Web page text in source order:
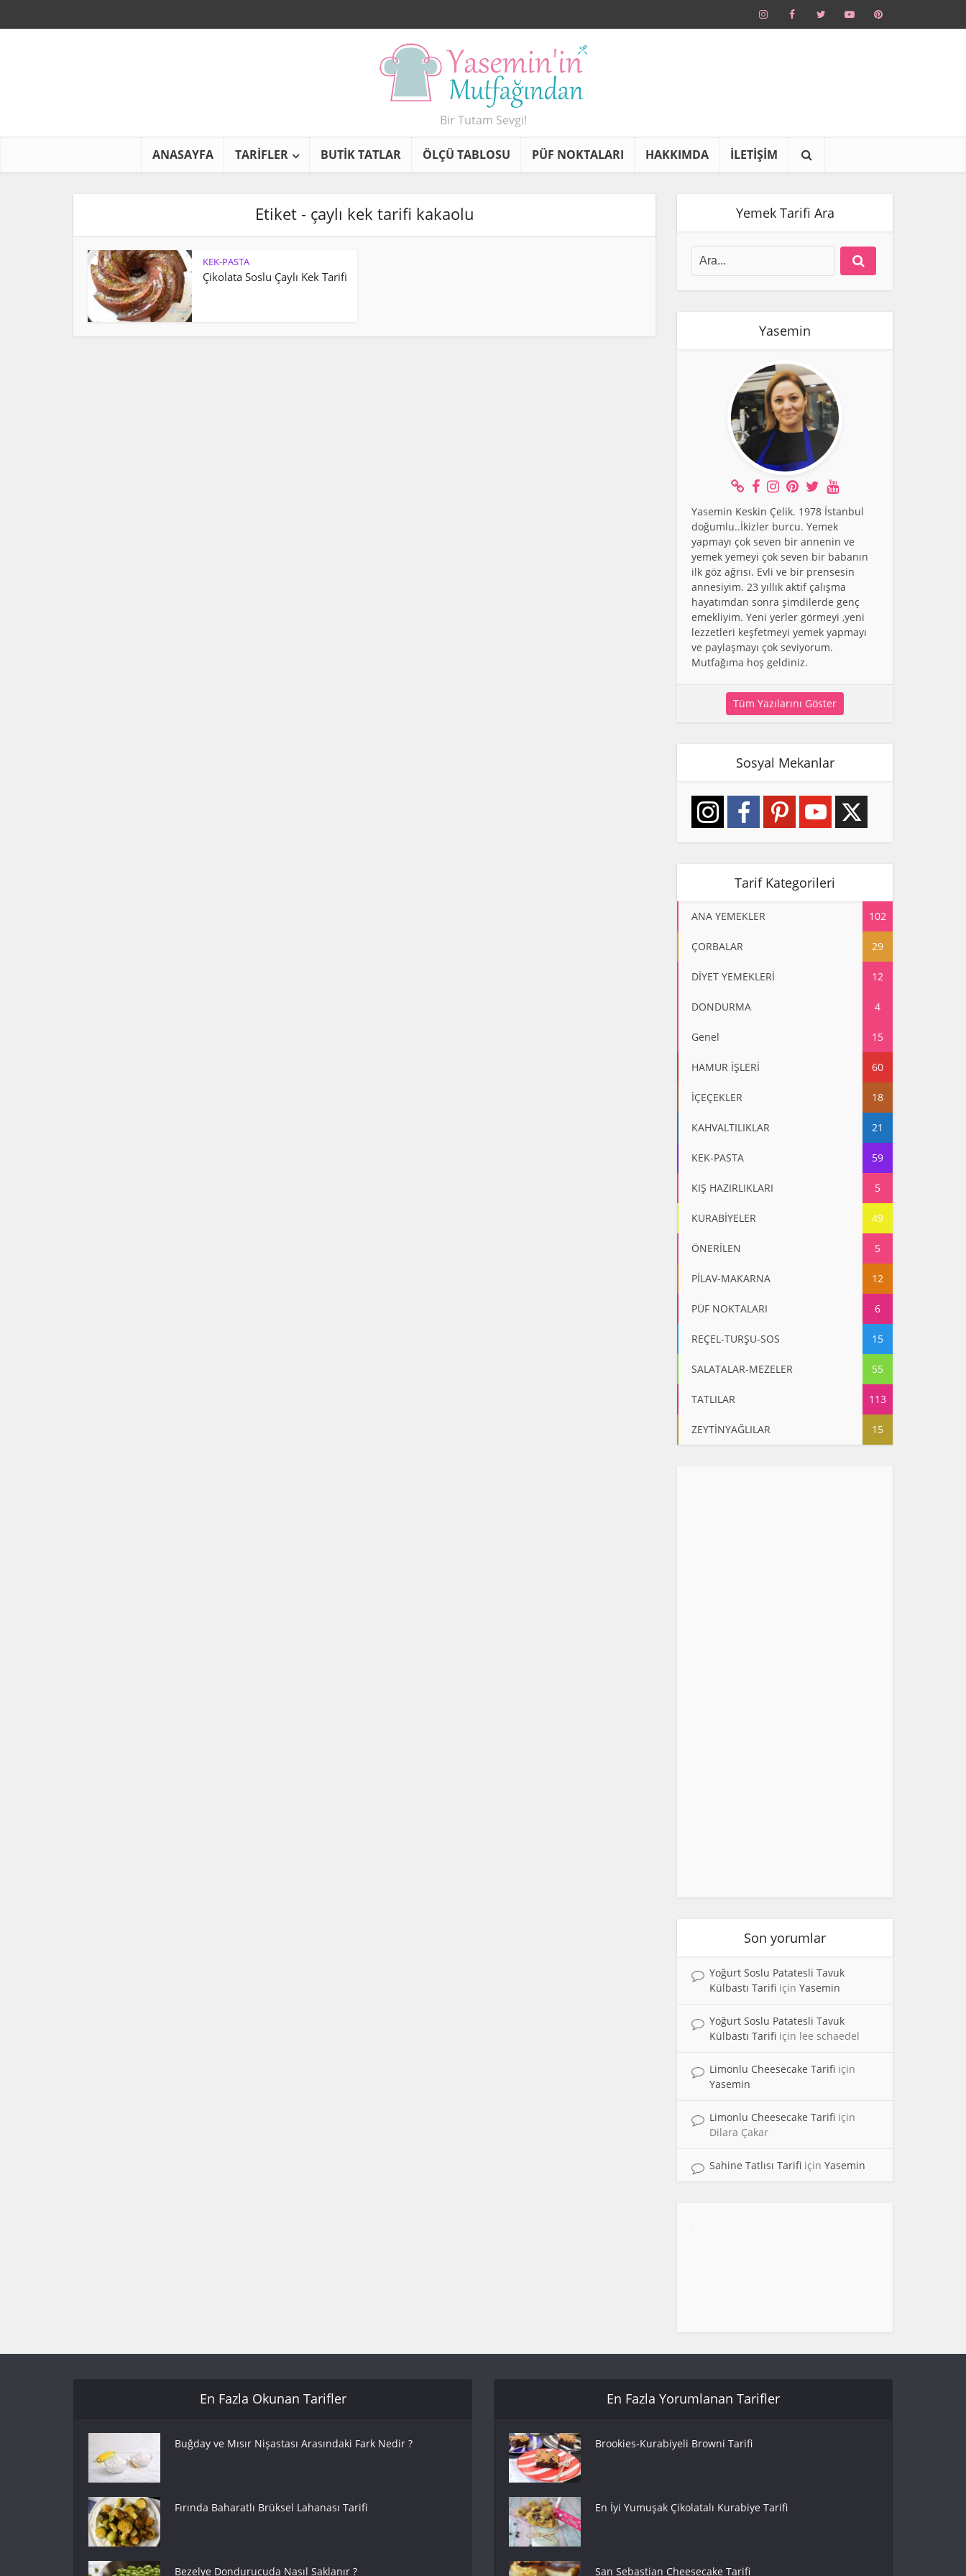
Bir Tutam Sevgi!
ANASAYFA TARİFLER BUTİK TATLAR ÖLÇÜ TABLOSU PÜF NOKTALARI HAKKIMDA İLETİŞİM
Etiket - çaylı kek tarifi kakaolu
KEK-PASTA
Çikolata Soslu Çaylı Kek Tarifi
Yemek Tarifi Ara
Yasemin
Yasemin Keskin Çelik. 1978 İstanbul
doğumlu..İkizler burcu. Yemek
yapmayı çok seven bir annenin ve
yemek yemeyi çok seven bir babanın
ilk göz ağrısı. Evli ve bir prensesin
annesiyim. 23 yıllık aktif çalışma
hayatımdan sonra şimdilerde genç
emekliyim. Yeni yerler görmeyi ,yeni
lezzetleri keşfetmeyi yemek yapmayı
ve paylaşmayı çok seviyorum.
Mutfağıma hoş geldiniz.
Tüm Yazılarını Göster
Sosyal Mekanlar
Tarif Kategorileri
ANA YEMEKLER 102
ÇORBALAR 29
DİYET YEMEKLERİ 12
DONDURMA 4
Genel 15
HAMUR İŞLERİ 60
İÇEÇEKLER 18
KAHVALTILIKLAR 21
KEK-PASTA 59
KIŞ HAZIRLIKLARI 5
KURABİYELER 49
ÖNERİLEN 5
PİLAV-MAKARNA 12
PÜF NOKTALARI 6
REÇEL-TURŞU-SOS 15
SALATALAR-MEZELER 55
TATLILAR 113
ZEYTİNYAĞLILAR 15
Son yorumlar
Yoğurt Soslu Patatesli Tavuk
Külbastı Tarifi için Yasemin
Yoğurt Soslu Patatesli Tavuk
Külbastı Tarifi için lee schaedel
Limonlu Cheesecake Tarifi için
Yasemin
Limonlu Cheesecake Tarifi için
Dilara Çakar
Sahine Tatlısı Tarifi için Yasemin
En Fazla Okunan Tarifler
Buğday ve Mısır Nişastası Arasındaki Fark Nedir ?
Fırında Baharatlı Brüksel Lahanası Tarifi
Bezelye Dondurucuda Nasıl Saklanır ?
En Fazla Yorumlanan Tarifler
Brookies-Kurabiyeli Browni Tarifi
En İyi Yumuşak Çikolatalı Kurabiye Tarifi
San Sebastian Cheesecake Tarifi